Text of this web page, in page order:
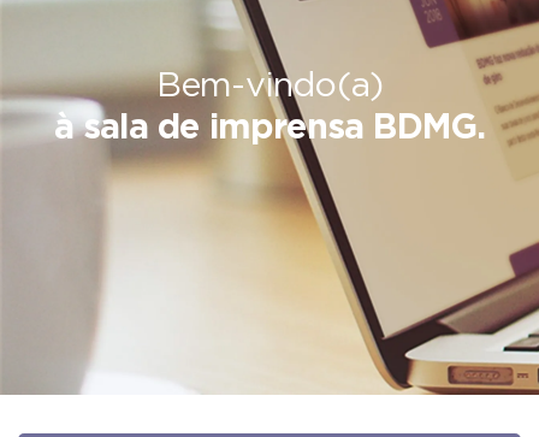
Bem-vindo(a)
à sala de imprensa BDMG.